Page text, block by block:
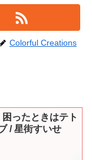
Colorful Creations
困ったときはテト
/ 星街すいせ